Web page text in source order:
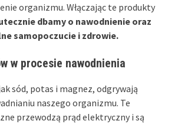
organizmu. Włączając te produkty
dbamy o nawodnienie oraz
samopoczucie i zdrowie.
w procesie nawodnienia
sód, potas i magnez, odgrywają
naszego organizmu. Te
przewodzą prąd elektryczny i są